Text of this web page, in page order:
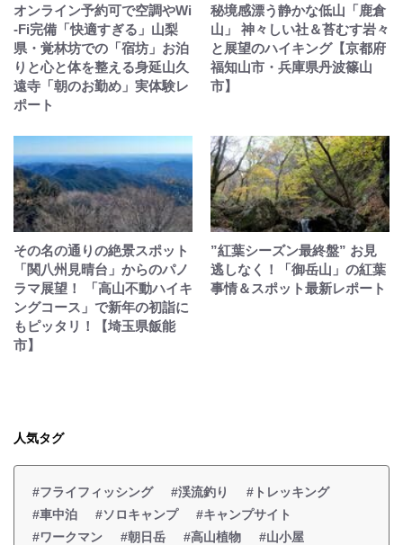
オンライン予約可で空調やWi
-Fi完備「快適すぎる」山梨
県・覚林坊での「宿坊」お泊
りと心と体を整える身延山久
遠寺「朝のお勤め」実体験レ
ポート
秘境感漂う静かな低山「鹿倉
山」 神々しい社＆苔むす岩々
と展望のハイキング【京都府
福知山市・兵庫県丹波篠山
市】
その名の通りの絶景スポット
「関八州見晴台」からのパノ
ラマ展望！ 「高山不動ハイキ
ングコース」で新年の初詣に
もピッタリ！【埼玉県飯能
市】
”紅葉シーズン最終盤” お見
逃しなく！「御岳山」の紅葉
事情＆スポット最新レポート
人気タグ
#フライフィッシング #渓流釣り
#トレッキング
#車中泊
#ソロキャンプ
#キャンプサイト
#ワークマン
#朝日岳 #高山植物 #山小屋